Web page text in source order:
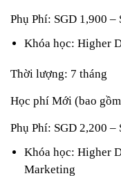
Phụ Phí: SGD 1,900 –
Khóa học: Higher
Thời lượng: 7 tháng
Học phí Mới (bao
Phụ Phí: SGD 2,200 –
Khóa học: Higher
Marketing